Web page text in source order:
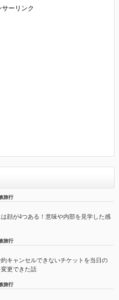
サーリンク
旅行
顔が4つある！意味や内部を見学した感
旅行
キャンセルできないチケットを当日の
更できた話
旅行